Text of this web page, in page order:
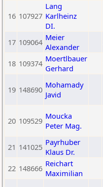
16 107927
Lang
Karlheinz
DI.
17 109064 Meier
Alexander
18 109374 Moertlbauer
Gerhard
19 148690 Mohamady
Javid
20 109529 Moucka
Peter Mag.
21 141025 Payrhuber
Klaus Dr.
22 148666 Reichart
Maximilian